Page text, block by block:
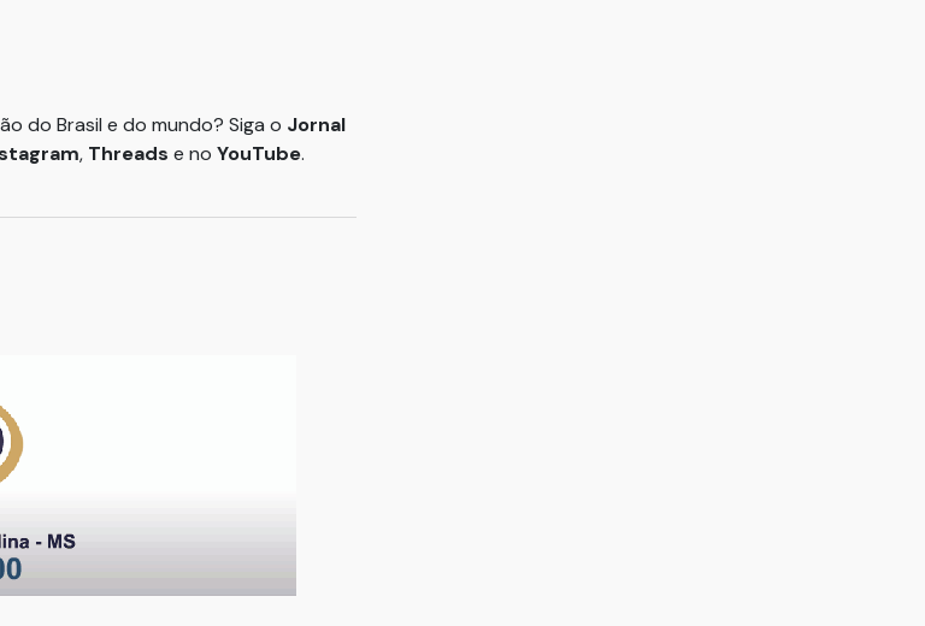
do Brasil e do mundo? Siga o Jornal
, Threads e no YouTube.